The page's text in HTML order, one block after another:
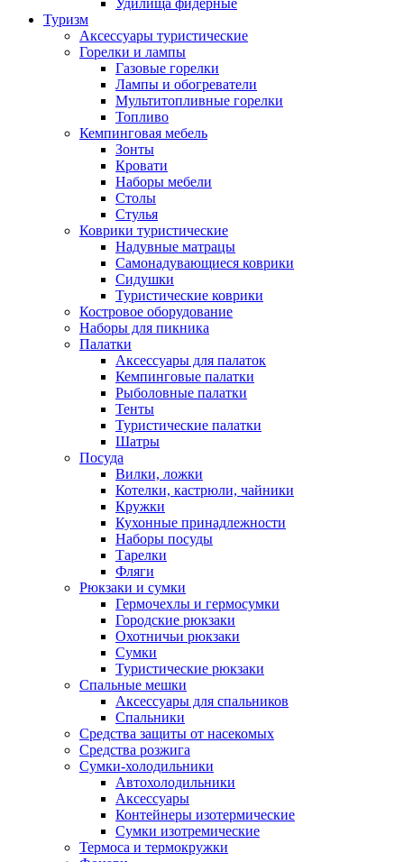
Удилища фидерные
Туризм
Аксессуары туристические
Горелки и лампы
Газовые горелки
Лампы и обогреватели
Мультитопливные горелки
Топливо
Кемпинговая мебель
Зонты
Кровати
Наборы мебели
Столы
Стулья
Коврики туристические
Надувные матрацы
Самонадувающиеся коврики
Сидушки
Туристические коврики
Костровое оборудование
Наборы для пикника
Палатки
Аксессуары для палаток
Кемпинговые палатки
Рыболовные палатки
Тенты
Туристические палатки
Шатры
Посуда
Вилки, ложки
Котелки, кастрюли, чайники
Кружки
Кухонные принадлежности
Наборы посуды
Тарелки
Фляги
Рюкзаки и сумки
Гермочехлы и гермосумки
Городские рюкзаки
Охотничьи рюкзаки
Сумки
Туристические рюкзаки
Спальные мешки
Аксессуары для спальников
Спальники
Средства защиты от насекомых
Средства розжига
Сумки-холодильники
Автохолодильники
Аксессуары
Контейнеры изотермические
Сумки изотремические
Термоса и термокружки